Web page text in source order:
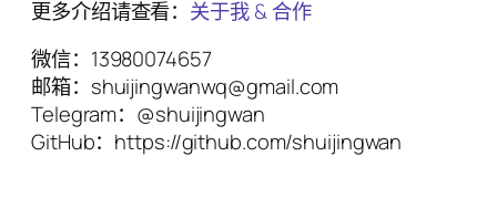
更多介绍请查看： 关于我 & 合作
微信：13980074657
邮箱：shuijingwanwq@gmail.com
Telegram：@shuijingwan
GitHub：https://github.com/shuijingwan